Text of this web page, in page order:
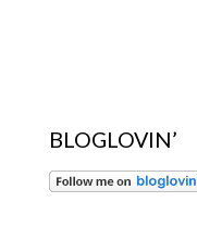
BLOGLOVIN’